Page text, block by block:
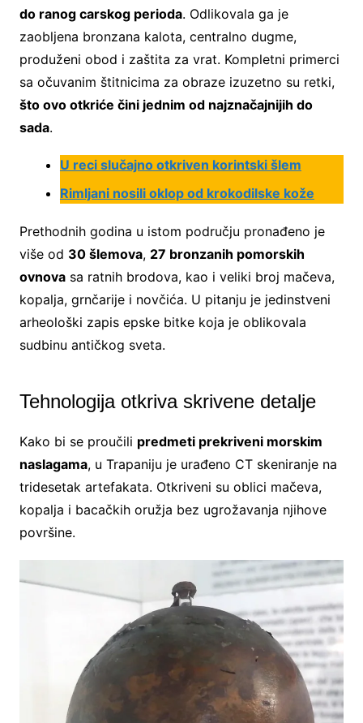
do ranog carskog perioda. Odlikovala ga je
zaobljena bronzana kalota, centralno dugme,
produženi obod i zaštita za vrat. Kompletni primerci
sa očuvanim štitnicima za obraze izuzetno su retki,
što ovo otkriće čini jednim od najznačajnijih do
sada.
U reci slučajno otkriven korintski šlem
Rimljani nosili oklop od krokodilske kože
Prethodnih godina u istom području pronađeno je
više od 30 šlemova, 27 bronzanih pomorskih
ovnovasa ratnih brodova, kao i veliki broj mačeva,
kopalja, grnčarije i novčića. U pitanju je jedinstveni
arheološki zapis epske bitke koja je oblikovala
sudbinu antičkog sveta.
Tehnologija otkriva skrivene detalje
Kako bi se proučili predmeti prekriveni morskim
naslagama, u Trapaniju je urađeno CT skeniranje na
tridesetak artefakata. Otkriveni su oblici mačeva,
kopalja i bacačkih oružja bez ugrožavanja njihove
površine.